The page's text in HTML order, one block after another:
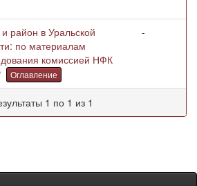
район в Уральской
по материалам
комиссией НФК
Оглавление
-
1 по 1 из 1